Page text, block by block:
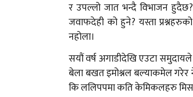
र उपल्लो जात भन्दै विभाजन
जवाफदेही को हुने? यस्ता
नहोला।
सयौं वर्ष अगाडीदेखि एउटा समुदायले
बेला बखत इमोश्नल बल्याकमेल
कि ललिपपमा कति केमिकलहरु